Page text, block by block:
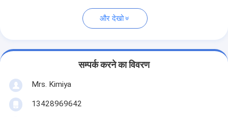
और देखो
सम्पर्क करने का विवरण
Mrs. Kimiya
13428969642